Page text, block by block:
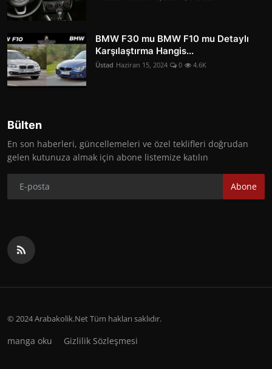
BMW F30 mu BMW F10 mu Detaylı
Karşılaştırma Hangis...
Üstad Haziran 15, 2024 0 4.6K
Bülten
En son haberleri, güncellemeleri ve özel teklifleri doğrudan
gelen kutunuza almak için abone listemize katılın
Abone
© 2024 Arabakolik.Net Tüm hakları saklıdır.
manga oku Gizlilik Sözleşmesi